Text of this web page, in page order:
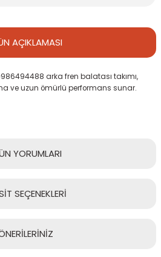
AÇIKLAMASI
arka fren balatası takımı,
ve uzun ömürlü performans sunar.
YORUMLARI
SEÇENEKLERİ